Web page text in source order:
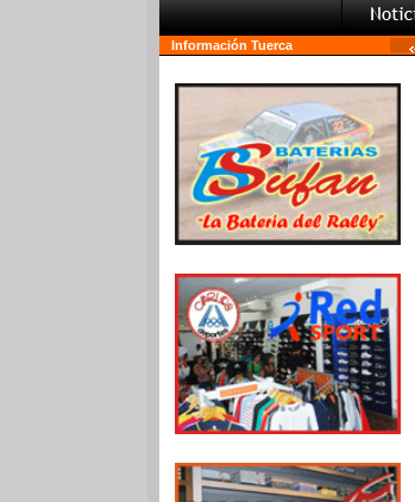
Información Tuerca